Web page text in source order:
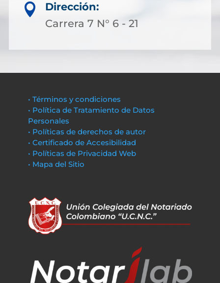

Dirección:
Carrera 7 N° 6 - 21
• Términos y condiciones
• Política de Tratamiento de Datos
Personales
• Políticas de derechos de autor
• Certificado de Accesibilidad
• Políticas de Privacidad Web
• Mapa del Sitio